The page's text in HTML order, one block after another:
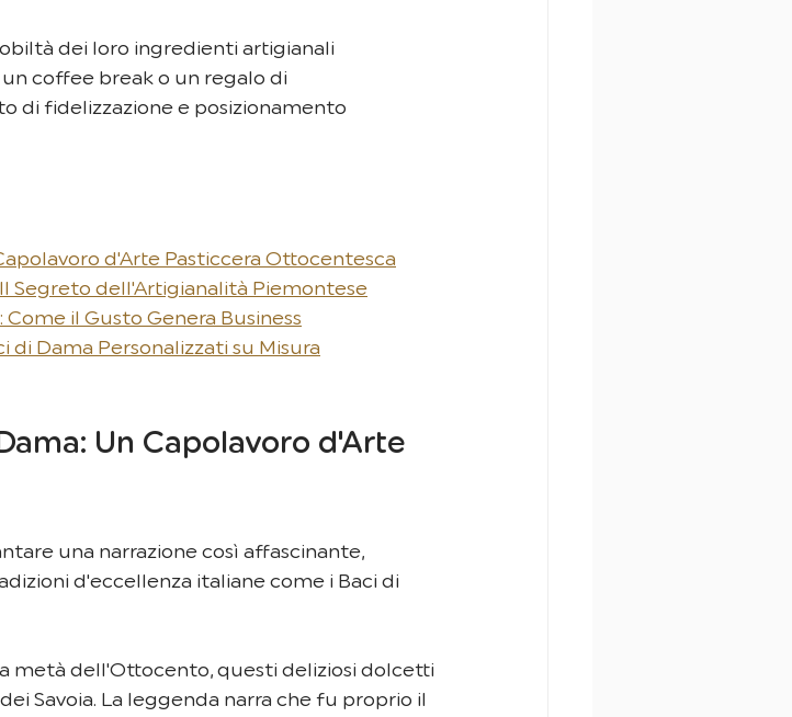
dei loro ingredienti artigianali
coffee break o un regalo di
di fidelizzazione e posizionamento
d'Arte Pasticcera Ottocentesca
Segreto dell'Artigianalità Piemontese
il Gusto Genera Business
di Dama Personalizzati su Misura
Un Capolavoro d'Arte
una narrazione così affascinante,
d'eccellenza italiane come i Baci di
metà dell'Ottocento, questi deliziosi dolcetti
Savoia. La leggenda narra che fu proprio il